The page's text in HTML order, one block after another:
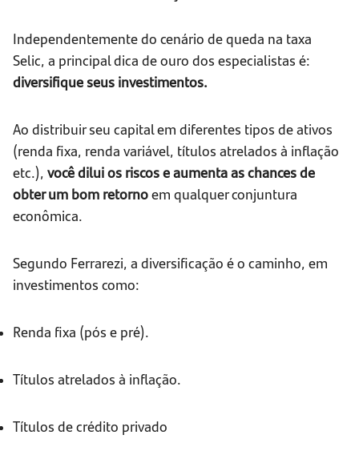
Independentemente do cenário de queda na taxa
Selic, a principal dica de ouro dos especialistas é:
diversifique seus investimentos.
Ao distribuir seu capital em diferentes tipos de ativos
(renda fixa, renda variável, títulos atrelados à inflação
etc.), você dilui os riscos e aumenta as chances de
obter um bom retornoem qualquer conjuntura
econômica.
Segundo Ferrarezi, a diversificação é o caminho, em
investimentos como:
Renda fixa (pós e pré).
Títulos atrelados à inflação.
Títulos de crédito privado